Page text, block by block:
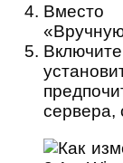
Вместо
сервера,